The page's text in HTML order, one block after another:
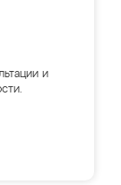
и